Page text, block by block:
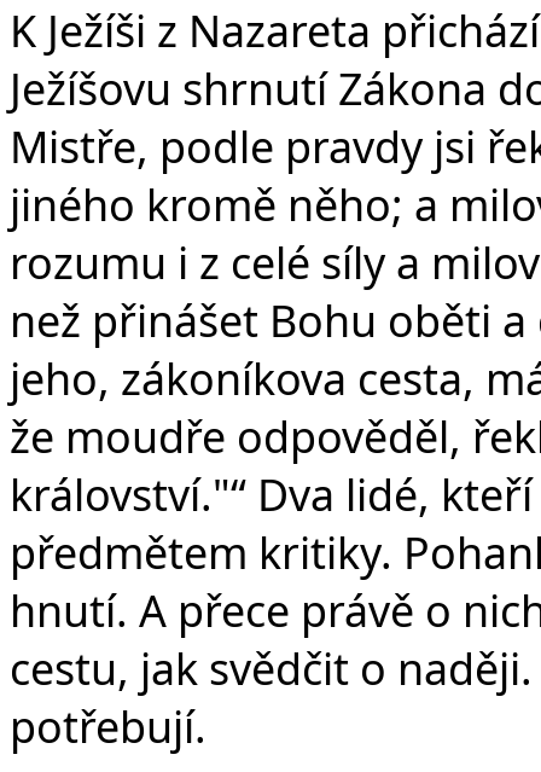
K Ježíši z Nazareta
Ježíšovu shrnutí Zákona
Mistře, podle pravdy jsi
jiného kromě něho; a
rozumu i z celé síly a
než přinášet Bohu oběti a
jeho, zákoníkova cesta,
že moudře odpověděl,
království."“ Dva lidé,
předmětem kritiky.
hnutí. A přece právě o
cestu, jak svědčit o
potřebují.